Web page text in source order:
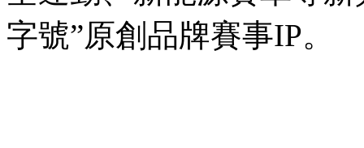
字號”原創品牌賽事IP。